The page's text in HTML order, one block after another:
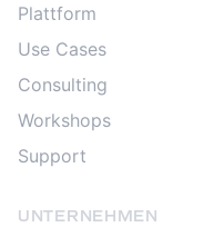
Plattform
Use Cases
Consulting
Workshops
Support
UNTERNEHMEN